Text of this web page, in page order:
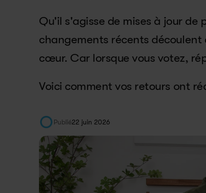
Qu'il s'agisse de mises à jour de
changements récents découlent
cœur. Car lorsque vous votez,
Voici comment vos retours ont
Publié22 juin 2026